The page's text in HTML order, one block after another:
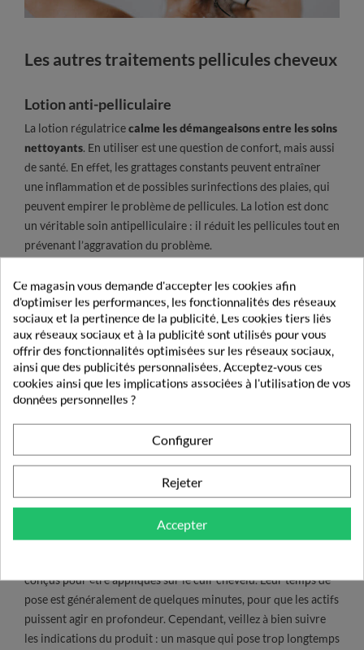
Les autres traitements pellicules cheveux
Lotion anti-pelliculaire
La lotion régulatricecalme les démangeaisons entre les soins
nettoyants. En utiliser est une question de confort, mais aussi
de santé. En effet, les grattages constants peuvent entraîner
une inflammation et de possibles surinfections des plaies, qui
peuvent empirer le problème de pellicules. La lotion est donc
un véritable soin antipelliculaire : il réduit les pellicules tout en
prévenant l’aggravation du problème.
Notre sélection de lotions antipelliculaires
La Lotion Antipelliculaire Régulatrice DS Hair d’Uriage:
elle élimine les squames, calme les démangeaisons,
assainit et purifie le cuir chevelu. Il contient un complexe
TLR2-Regul, du Piroctone Olamine et de l’huile essentielle
de Cade qui agissent en synergie pour apaiser les
La Lotion au Zinc Antipelliculaire Squanorm de Ducray
sa formule riche en Zinc apaisant et en Keluamid
participe activement à l’élimination des pellicules.
Masque cheveux pellicules et après-shampooing
En complément des shampoings traitants anti-pelliculaires, il
conçus pour être appliqués sur le cuir chevelu. Leur temps de
pose est généralement de quelques minutes, pour que les actifs
puissent agir en profondeur. Cependant, veillez à bien suivre
les indications du produit : un masque qui pose trop longtemps
Ce magasin vous demande d'accepter les cookies afin
d'optimiser les performances, les fonctionnalités des réseaux
sociaux et la pertinence de la publicité. Les cookies tiers liés
aux réseaux sociaux et à la publicité sont utilisés pour vous
offrir des fonctionnalités optimisées sur les réseaux sociaux,
ainsi que des publicités personnalisées. Acceptez-vous ces
cookies ainsi que les implications associées à l'utilisation de vos
données personnelles ?
Configurer
Rejeter
Accepter